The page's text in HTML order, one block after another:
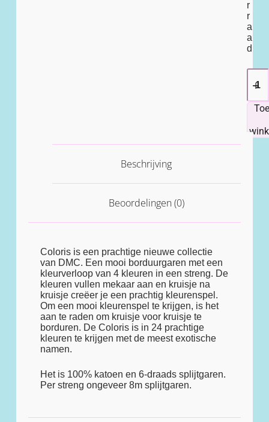
r
r
a
a
d
Beschrijving
Beoordelingen (0)
Coloris is een prachtige nieuwe collectie
van DMC. Een mooi borduurgaren met een
kleurverloop van 4 kleuren in een streng. De
kleuren vullen mekaar aan en kruisje na
kruisje creëer je een prachtig kleurenspel.
Om een mooi kleurenspel te krijgen, is het
aan te raden om kruisje voor kruisje te
borduren. De Coloris is in 24 prachtige
kleuren te krijgen met de meest exotische
namen.
Het is 100% katoen en 6-draads splijtgaren.
Per streng ongeveer 8m splijtgaren.